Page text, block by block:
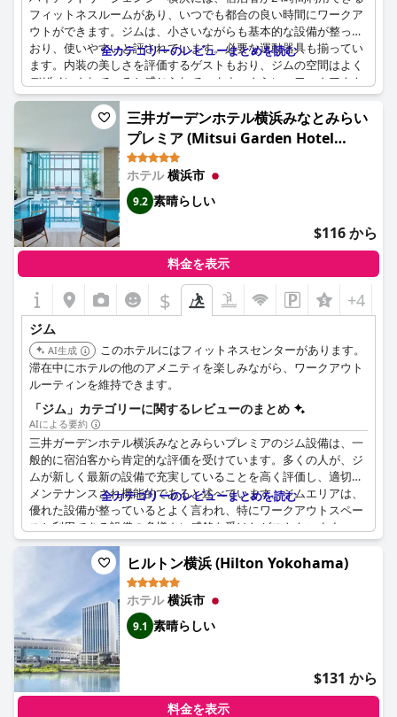
フィットネスルームがあり、いつでも都合の良い時間にワークア
ウトができます。ジムは、小さいながらも基本的な設備が整って
おり、使いやすいと評されています。必要な運動器具も揃ってい
ます。内装の美しさを評価するゲストもおり、ジムの空間はよく
デザインされていると感じられています。さらに、ワークアウト
エリアもあり、ジムの施設からはベイブリッジの眺めを楽しむこ
とができ、ワークアウトに心地よい視覚的な要素を加えていま
す。ジムとシャワー設備は限られているとされていますが、多く
のゲストは滞在中に有益なアメニティとして利用しています。
全カテゴリーのレビューまとめを読む
三井ガーデンホテル横浜みなとみらい
プレミア (Mitsui Garden Hotel
Yokohama Minatomirai Premier)
ホテル横浜市
9.2 素晴らしい
$116 から
料金を表示
$ +4
ジム
AI生成
このホテルにはフィットネスセンターがあります。
滞在中にホテルの他のアメニティを楽しみながら、ワークアウト
ルーティンを維持できます。
「ジム」カテゴリーに関するレビューのまとめ
AIによる要約
三井ガーデンホテル横浜みなとみらいプレミアのジム設備は、一
般的に宿泊客から肯定的な評価を受けています。多くの人が、ジ
ムが新しく最新の設備で充実していることを高く評価し、適切に
メンテナンスされ機能的であると述べています。ジムエリアは、
優れた設備が整っているとよく言われ、特にワークアウトスペー
スと利用できる設備の多様さに感銘を受けたゲストもいます。
ゲストは、ジムが無料であることの利便性を高く評価しました。
特に、同様のアメニティに対して料金を請求する近くのホテルと
比較した場合にそう感じました。ジムが小さいと感じた人もいま
したが、基本的なものが揃っており、十分なワークアウトができ
ると述べています。
ただし、ジムの改善が必要であるとか、期待したほど広くないと
いう意見も少数ありました。それにもかかわらず、ジム設備の品
質とメンテナンスに関しては、全体的に肯定的な意見が残ってい
全カテゴリーのレビューまとめを読む
ヒルトン横浜 (Hilton Yokohama)
ホテル横浜市
9.1 素晴らしい
$131 から
料金を表示